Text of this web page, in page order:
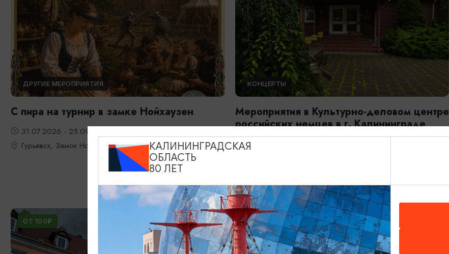
ДРУГИЕ МЕРОПРИЯТИЯ
С пира на турнир в замке Нойхаузен
31.07.2026 - 25.09.2026, 19:00-22:30
Гурьевск, Замок Нойхаузен
КОНЦЕРТЫ
Мероприятия в Культурно-деловом центре
российских немцев в г. Калининграде
01.08.2026 - 31.08.2026
ОТ 100₽
КАЛИНИНГРАДСКАЯ
ОБЛАСТЬ
80 ЛЕТ